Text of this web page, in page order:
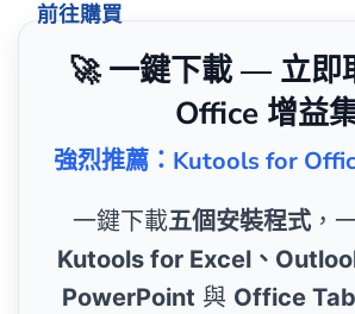
前往購買
🚀 一鍵下載 — 立即
Office 增益
強烈推薦：Kutools for
一鍵下載五個安裝程式 ，
Kutools for Excel、
PowerPoint 與 Office